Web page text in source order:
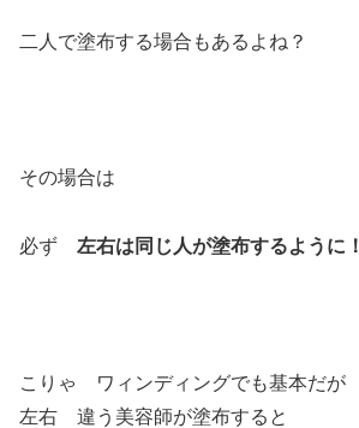
二人で塗布する場合もあるよね？
その場合は
必ず 左右は同じ人が塗布するように！
こりゃ ワィンディングでも基本だが
左右 違う美容師が塗布すると